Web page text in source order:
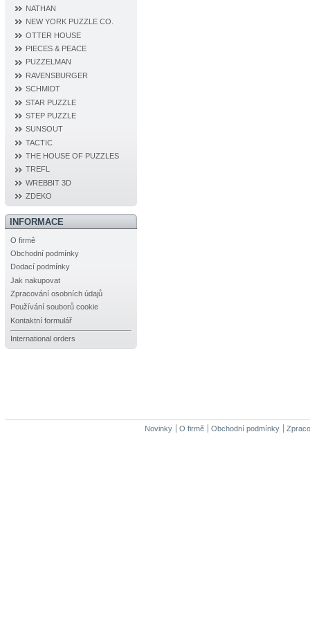
NATHAN
NEW YORK PUZZLE CO.
OTTER HOUSE
PIECES & PEACE
PUZZELMAN
RAVENSBURGER
SCHMIDT
STAR PUZZLE
STEP PUZZLE
SUNSOUT
TACTIC
THE HOUSE OF PUZZLES
TREFL
WREBBIT 3D
ZDEKO
INFORMACE
O firmě
Obchodní podmínky
Dodací podmínky
Jak nakupovat
Zpracování osobních údajů
Používání souborů cookie
Kontaktní formulář
International orders
Novinky O firmě Obchodní podmínky